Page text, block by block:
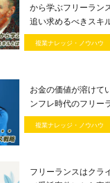
から学ぶフリーラン
追い求めるべきスキ
複業ナレッジ・ノウハウ
お金の価値が溶けて
ンフレ時代のフリー
複業ナレッジ・ノウハウ
フリーランスはクラ